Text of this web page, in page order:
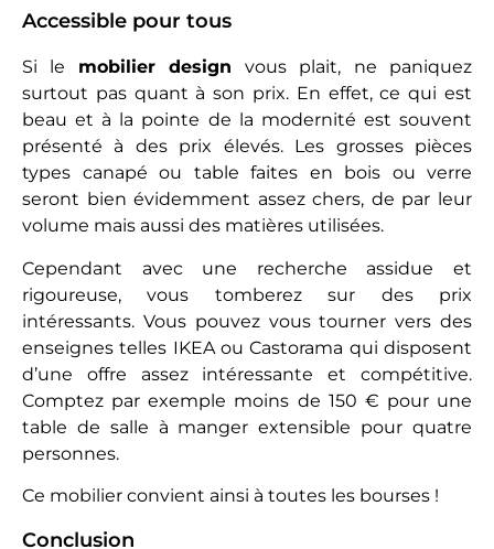
Accessible pour tous
Si le mobilier design vous plait, ne paniquez
surtout pas quant à son prix. En effet, ce qui est
beau et à la pointe de la modernité est souvent
présenté à des prix élevés. Les grosses pièces
types canapé ou table faites en bois ou verre
seront bien évidemment assez chers, de par leur
volume mais aussi des matières utilisées.
Cependant avec une recherche assidue et
rigoureuse, vous tomberez sur des prix
intéressants. Vous pouvez vous tourner vers des
enseignes telles IKEA ou Castorama qui disposent
d’une offre assez intéressante et compétitive.
Comptez par exemple moins de 150 € pour une
table de salle à manger extensible pour quatre
personnes.
Ce mobilier convient ainsi à toutes les bourses !
Conclusion